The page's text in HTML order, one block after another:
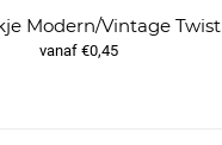
Modern/Vintage Twist
vanaf €0,45